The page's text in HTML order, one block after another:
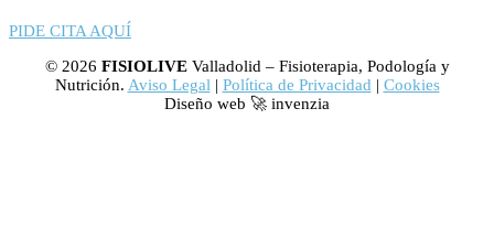
PIDE CITA AQUÍ
© 2026 FISIOLIVEValladolid – Fisioterapia, Podología y
Nutrición. Aviso Legal | Política de Privacidad | Cookies
Diseño web 🚀 invenzia